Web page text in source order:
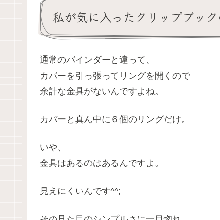
私が気に入ったクリップブッ
通常のバインダーと違って、
カバーを引っ張ってリングを開くので
余計な金具がないんですよね。
カバーと真ん中に６個のリングだけ。
いや、
金具はあるのはあるんですよ。
見えにくいんです^^;